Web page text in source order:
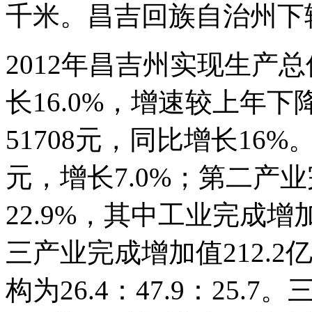
千米。昌吉回族自治州下
2012年昌吉州实现生产
长16.0%，增速较上年下
51708元，同比增长16%
元，增长7.0%；第二产
22.9%，其中工业完成增
三产业完成增加值212.2
构为26.4：47.9：25.7。